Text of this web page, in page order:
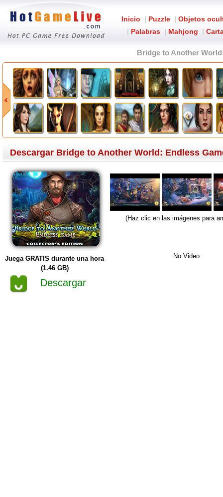
Inicio | Puzzle | Objetos
| Palabras | Mahjong |
Bridge to Another
Descargar Bridge to Another World: Endless
Juega GRATIS durante una hora
(1.46 GB)
Descargar
(Haz clic en las imágenes para
No Video